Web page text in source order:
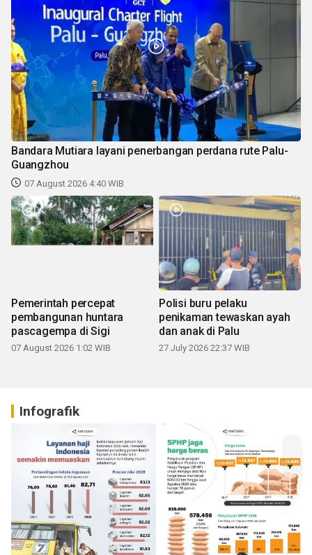
Bandara Mutiara layani penerbangan perdana rute Palu-
Guangzhou
07 August 2026 4:40 WIB
Pemerintah percepat
pembangunan huntara
pascagempa di Sigi
07 August 2026 1:02 WIB
Polisi buru pelaku
penikaman tewaskan ayah
dan anak di Palu
27 July 2026 22:37 WIB
Infografik